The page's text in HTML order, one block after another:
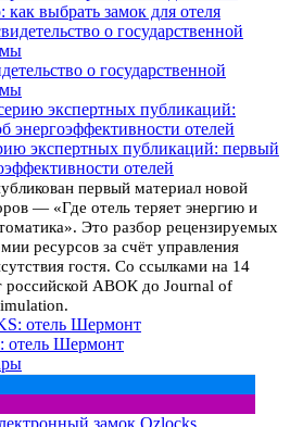
выбрать замок для отеля
о государственной
экспертных публикаций: первый
отелей
первый материал новой
— «Где отель теряет энергию и
Это разбор рецензируемых
ресурсов за счёт управления
гостя. Со ссылками на 14
российской АВОК до Journal of
отель Шермонт